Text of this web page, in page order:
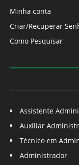
Minha conta
Criar/Recuperar
Como Pesquisar
Assistente
Auxiliar
Técnico em
Administrador